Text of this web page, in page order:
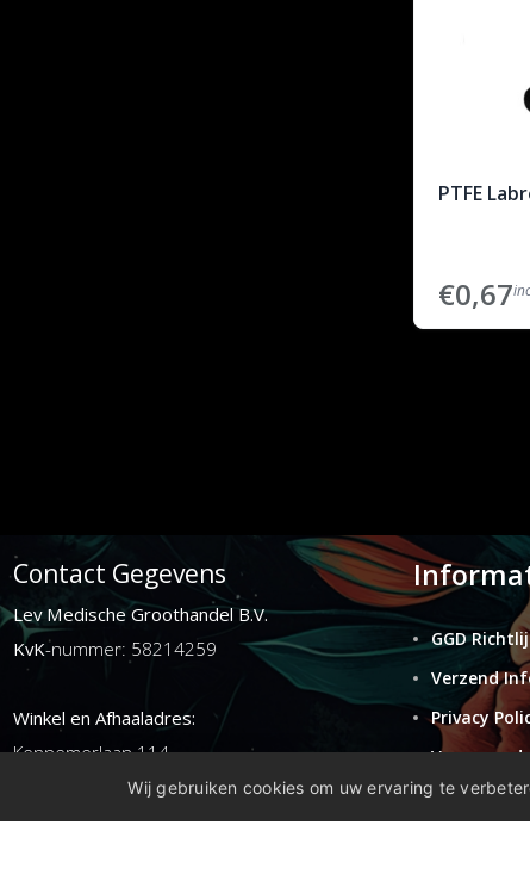
PTFE
€0,67
Contact Gegevens
Lev Medische Groothandel B.V.
KvK-nummer: 58214259
Winkel en Afhaaladres:
Kennemerlaan 114
1972ER ijmuiden
GGD
Verzend
Privacy
Retouren
Wij gebruiken cookies om uw ervaring te